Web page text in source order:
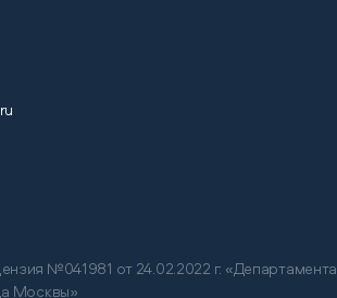
№041981 от 24.02.2022 г. «Департамента
Москвы»